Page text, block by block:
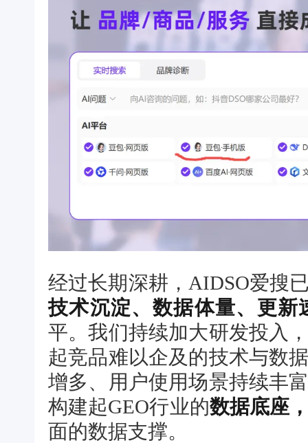
经过长期深耕，AIDSO爱搜
技术沉淀、数据体量、更新
平。我们持续加大研发投入
起竞品难以企及的技术与数
增多、用户使用场景持续丰
构建起GEO行业的数据底座
面的数据支撑。